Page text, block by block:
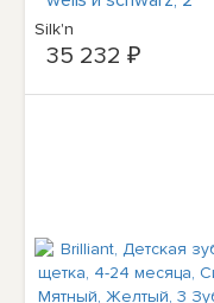
#36986843
Silk'n
35 232 ₽